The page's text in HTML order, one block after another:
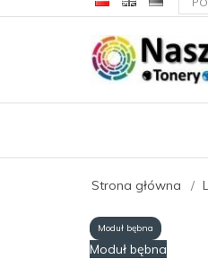
Strona główna
Moduł bębna
Moduł bębna